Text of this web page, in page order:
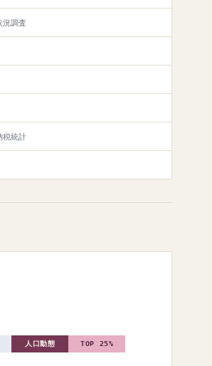
況調査
税統計
人口動態 TOP 25%